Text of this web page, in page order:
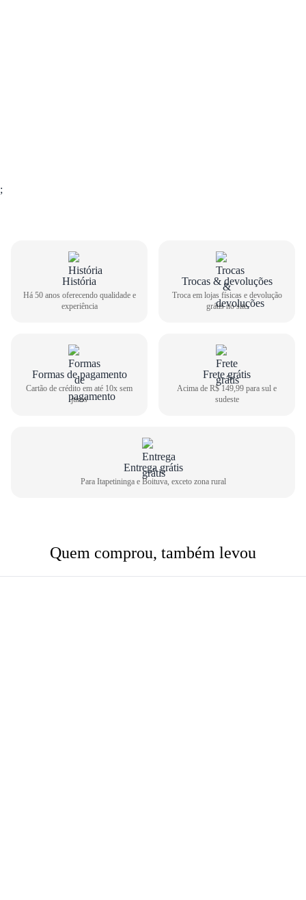
GUIA DE TAMANHOS
Sandália Papete Pink Cats Feminina Infantil V5744
Centralize o seu pé em uma folha de papel
2 Faça um risco a partir do seu calcanhar
3
Comprimento do pé
23,3cm 35
;
História
Há 50 anos oferecendo qualidade e
experiência
Trocas & devoluções
Troca em lojas físicas e devolução
grátis no site
Formas de pagamento
Cartão de crédito em até 10x sem
juros
Frete grátis
Acima de R$ 149,99 para sul e
sudeste
Entrega grátis
Para Itapetininga e Boituva, exceto zona rural
Quem comprou, também levou